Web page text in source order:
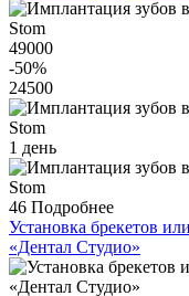
49000
-50%
24500
1 день
46 Подробнее
Установка брекетов
«Дентал Студио»